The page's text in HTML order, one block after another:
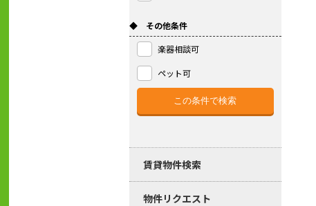
◆ その他条件
楽器相談可
ペット可
賃貸物件検索
物件リクエスト